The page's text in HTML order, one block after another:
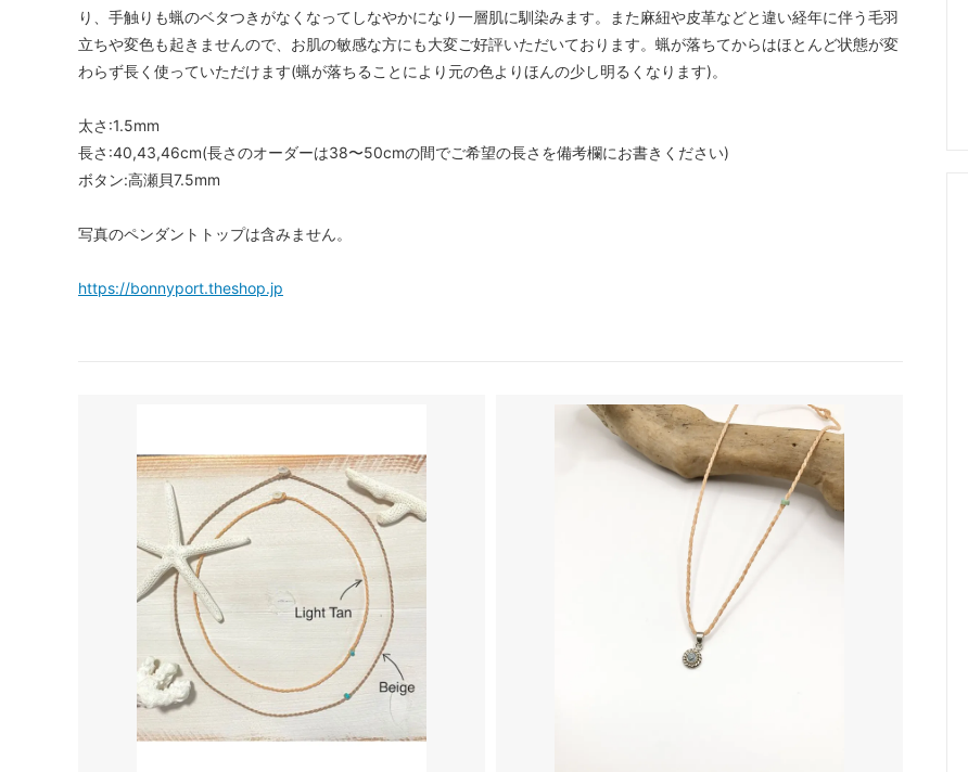
り、手触りも蝋のベタつきがなくなってしなやかになり一層肌に馴染みます。また麻紐や皮革などと違い経年に伴う毛羽
立ちや変色も起きませんので、お肌の敏感な方にも大変ご好評いただいております。蝋が落ちてからはほとんど状態が変
わらず長く使っていただけます(蝋が落ちることにより元の色よりほんの少し明るくなります)。
太さ:1.5mm
長さ:40,43,46cm(長さのオーダーは38〜50cmの間でご希望の長さを備考欄にお書きください)
ボタン:高瀬貝7.5mm
写真のペンダントトップは含みません。
https://bonnyport.theshop.jp